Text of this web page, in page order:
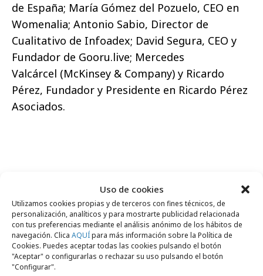
Uso de cookies
Utilizamos cookies propias y de terceros con fines técnicos, de
personalización, analíticos y para mostrarte publicidad relacionada
con tus preferencias mediante el análisis anónimo de los hábitos de
navegación. Clica AQUÍpara más información sobre la Política de
Cookies. Puedes aceptar todas las cookies pulsando el botón
"Aceptar" o configurarlas o rechazar su uso pulsando el botón
"Configurar".
de España; María Gómez del Pozuelo, CEO en
Womenalia; Antonio Sabio, Director de
Cualitativo de Infoadex; David Segura, CEO y
Fundador de Gooru.live; Mercedes
Valcárcel (McKinsey & Company) y Ricardo
Pérez, Fundador y Presidente en Ricardo Pérez
Asociados.
Noticias Relacionadas